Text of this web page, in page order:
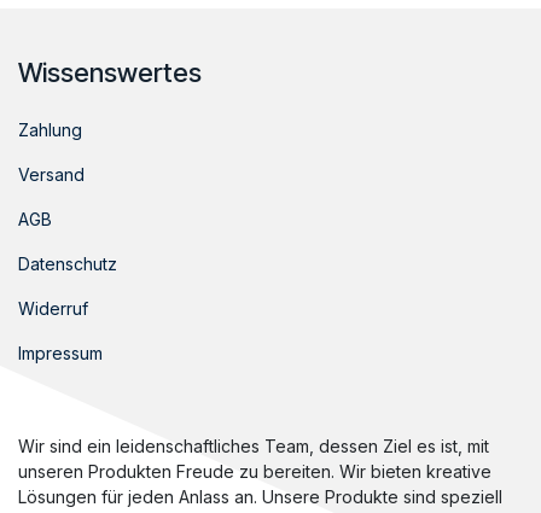
Wissenswertes
Zahlung
Versand
AGB
Datenschutz
Widerruf
Impressum
Wir sind ein leidenschaftliches Team, dessen Ziel es ist, mit
unseren Produkten Freude zu bereiten. Wir bieten kreative
Lösungen für jeden Anlass an. Unsere Produkte sind speziell